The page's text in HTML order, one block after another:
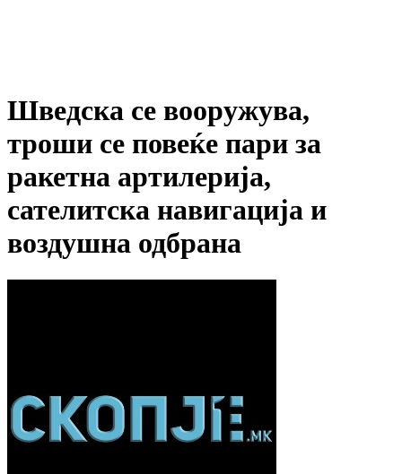
Шведска се вооружува,
троши се повеќе пари за
ракетна артилерија,
сателитска навигација и
воздушна одбрана